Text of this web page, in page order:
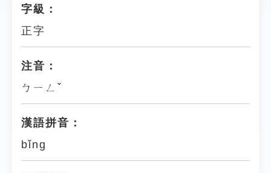
字級：
正字
注音：
ㄅㄧㄥˇ
漢語拼音：
bǐng